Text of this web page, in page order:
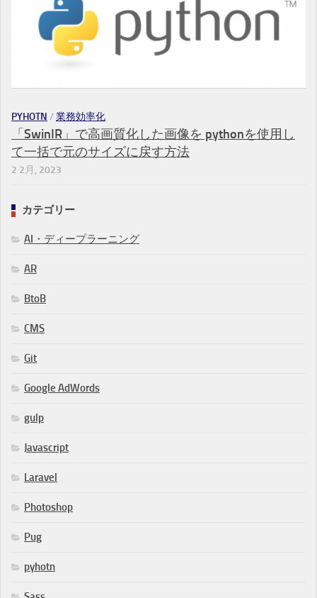
PYHOTN /業務効率化
「SwinIR」で高画質化した画像を pythonを使用し
て一括で元のサイズに戻す方法
2 2月, 2023
カテゴリー
AI・ディープラーニング
AR
BtoB
CMS
Git
Google AdWords
gulp
Javascript
Laravel
Photoshop
Pug
pyhotn